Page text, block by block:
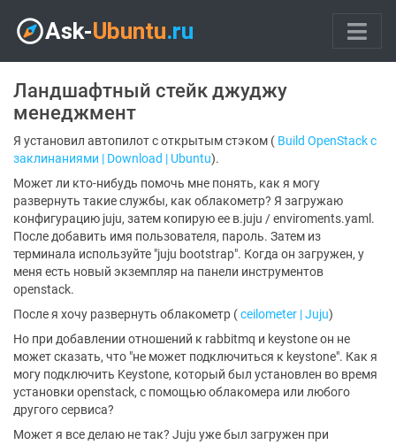
Ландшафтный стейк джуджу
менеджмент
Я установил автопилот с открытым стэком ( Build OpenStack с
заклинаниями | Download | Ubuntu).
Может ли кто-нибудь помочь мне понять, как я могу
развернуть такие службы, как облакометр? Я загружаю
конфигурацию juju, затем копирую ее в.juju / enviroments.yaml.
После добавить имя пользователя, пароль. Затем из
терминала используйте "juju bootstrap". Когда он загружен, у
меня есть новый экземпляр на панели инструментов
openstack.
После я хочу развернуть облакометр (ceilometer | Juju)
Но при добавлении отношений к rabbitmq и keystone он не
может сказать, что "не может подключиться к keystone". Как я
могу подключить Keystone, который был установлен во время
установки openstack, с помощью облакомера или любого
другого сервиса?
Может я все делаю не так? Juju уже был загружен при